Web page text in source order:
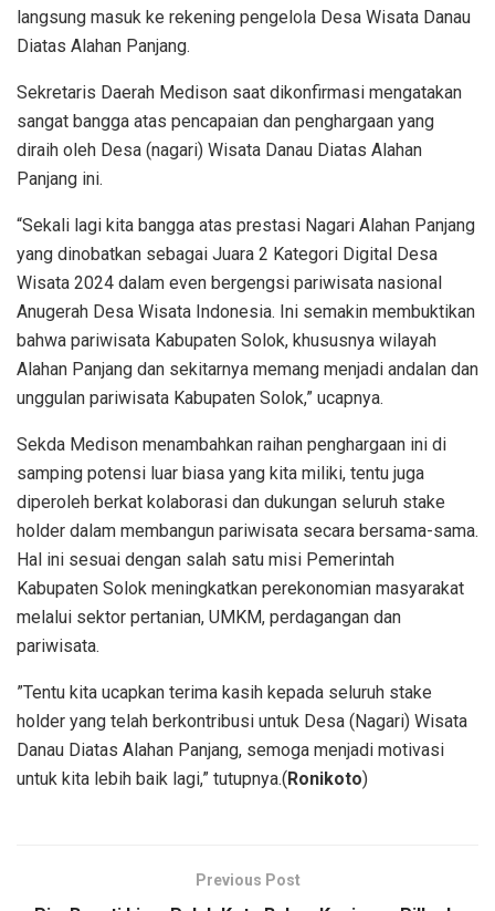
langsung masuk ke rekening pengelola Desa Wisata Danau
Diatas Alahan Panjang.
Sekretaris Daerah Medison saat dikonfirmasi mengatakan
sangat bangga atas pencapaian dan penghargaan yang
diraih oleh Desa (nagari) Wisata Danau Diatas Alahan
Panjang ini.
“Sekali lagi kita bangga atas prestasi Nagari Alahan Panjang
yang dinobatkan sebagai Juara 2 Kategori Digital Desa
Wisata 2024 dalam even bergengsi pariwisata nasional
Anugerah Desa Wisata Indonesia. Ini semakin membuktikan
bahwa pariwisata Kabupaten Solok, khususnya wilayah
Alahan Panjang dan sekitarnya memang menjadi andalan dan
unggulan pariwisata Kabupaten Solok,” ucapnya.
Sekda Medison menambahkan raihan penghargaan ini di
samping potensi luar biasa yang kita miliki, tentu juga
diperoleh berkat kolaborasi dan dukungan seluruh stake
holder dalam membangun pariwisata secara bersama-sama.
Hal ini sesuai dengan salah satu misi Pemerintah
Kabupaten Solok meningkatkan perekonomian masyarakat
melalui sektor pertanian, UMKM, perdagangan dan
pariwisata.
”Tentu kita ucapkan terima kasih kepada seluruh stake
holder yang telah berkontribusi untuk Desa (Nagari) Wisata
Danau Diatas Alahan Panjang, semoga menjadi motivasi
untuk kita lebih baik lagi,” tutupnya.(Ronikoto)
Previous Post